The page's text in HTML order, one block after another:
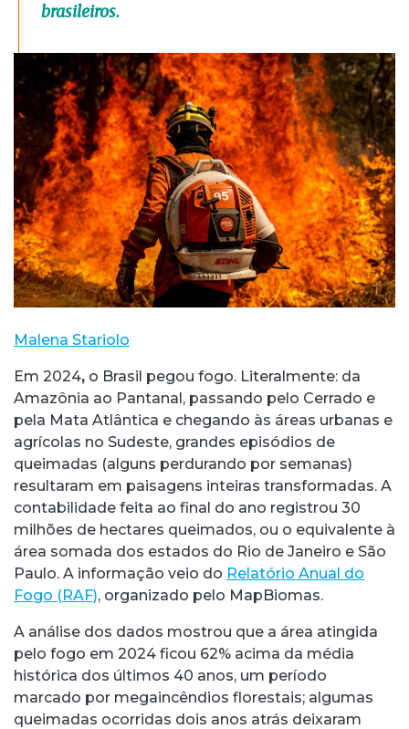
brasileiros.
Malena Stariolo
Em 2024, o Brasil pegou fogo. Literalmente: da
Amazônia ao Pantanal, passando pelo Cerrado e
pela Mata Atlântica e chegando às áreas urbanas e
agrícolas no Sudeste, grandes episódios de
queimadas (alguns perdurando por semanas)
resultaram em paisagens inteiras transformadas. A
contabilidade feita ao final do ano registrou 30
milhões de hectares queimados, ou o equivalente à
área somada dos estados do Rio de Janeiro e São
Paulo. A informação veio do Relatório Anual do
Fogo (RAF), organizado pelo MapBiomas.
A análise dos dados mostrou que a área atingida
pelo fogo em 2024 ficou 62% acima da média
histórica dos últimos 40 anos, um período
marcado por megaincêndios florestais; algumas
queimadas ocorridas dois anos atrás deixaram